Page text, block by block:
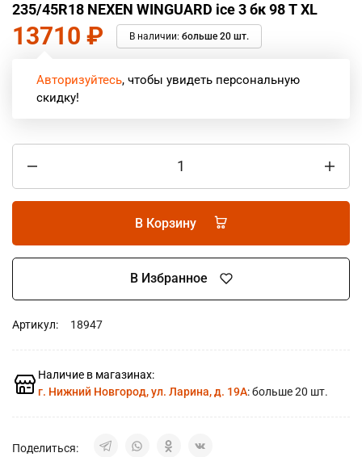
235/45R18 NEXEN WINGUARD ice 3 бк 98 T XL
13710 ₽ В наличии: больше 20 шт.
Авторизуйтесь, чтобы увидеть персональную
скидку!
В Корзину
В Избранное
Артикул: 18947
Наличие в магазинах:
г. Нижний Новгород, ул. Ларина, д. 19А: больше 20 шт.
Поделиться: